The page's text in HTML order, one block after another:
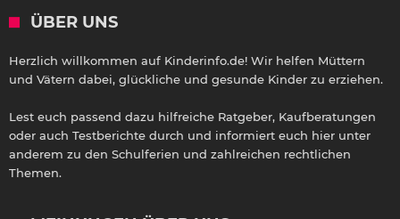
ÜBER UNS
Herzlich willkommen auf Kinderinfo.de! Wir helfen Müttern
und Vätern dabei, glückliche und gesunde Kinder zu erziehen.
Lest euch passend dazu hilfreiche Ratgeber, Kaufberatungen
oder auch Testberichte durch und informiert euch hier unter
anderem zu den Schulferien und zahlreichen rechtlichen
Themen.